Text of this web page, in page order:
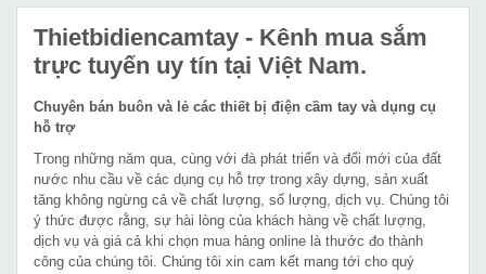
Thietbidiencamtay - Kênh mua sắm
trực tuyến uy tín tại Việt Nam.
Chuyên bán buôn và lẻ các thiết bị điện cầm tay và dụng cụ
hỗ trợ
Trong những năm qua, cùng với đà phát triển và đổi mới của đất
nước nhu cầu về các dụng cụ hỗ trợ trong xây dựng, sản xuất
tăng không ngừng cả về chất lượng, số lượng, dịch vụ. Chúng tôi
ý thức được rằng, sự hài lòng của khách hàng về chất lượng,
dịch vụ và giá cả khi chọn mua hàng online là thước đo thành
công của chúng tôi. Chúng tôi xin cam kết mang tới cho quý